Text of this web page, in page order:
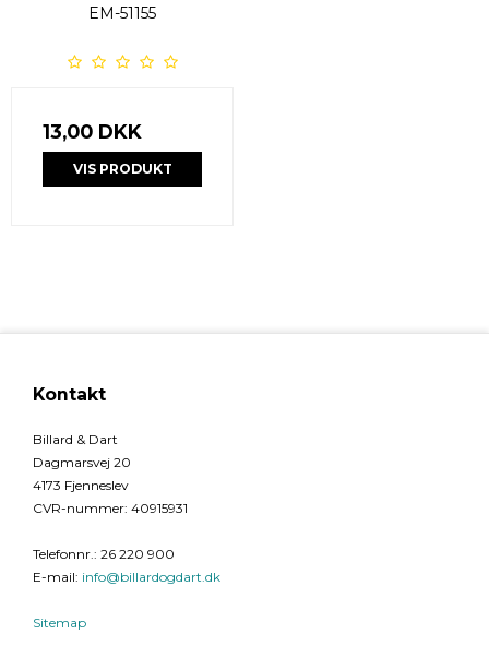
EM-51155
13,00 DKK
VIS PRODUKT
Kontakt
Billard & Dart
Dagmarsvej 20
4173 Fjenneslev
CVR-nummer: 40915931
Telefonnr.: 26 220 900
E-mail: info@billardogdart.dk
Sitemap